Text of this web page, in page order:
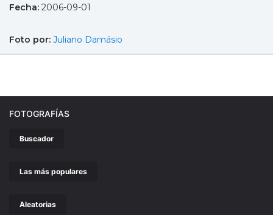
Fecha: 2006-09-01
Foto por: Juliano Damásio
FOTOGRAFÍAS
Buscador
Las más populares
Aleatorias